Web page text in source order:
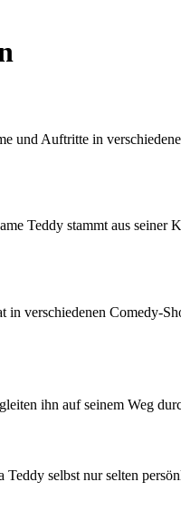
und Auftritte in
Teddy stammt aus seiner
verschiedenen Comedy-
ihn auf seinem Weg
selbst nur selten